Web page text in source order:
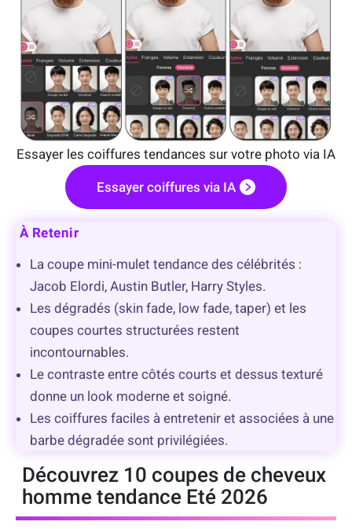
Essayer les coiffures tendances sur votre photo via IA
Essayer coiffures via IA
À Retenir
La coupe mini-mulet tendance des célébrités :
Jacob Elordi, Austin Butler, Harry Styles.
Les dégradés (skin fade, low fade, taper) et les
coupes courtes structurées restent
incontournables.
Le contraste entre côtés courts et dessus texturé
donne un look moderne et soigné.
Les coiffures faciles à entretenir et associées à une
barbe dégradée sont privilégiées.
Découvrez 10 coupes de cheveux
homme tendance Eté 2026